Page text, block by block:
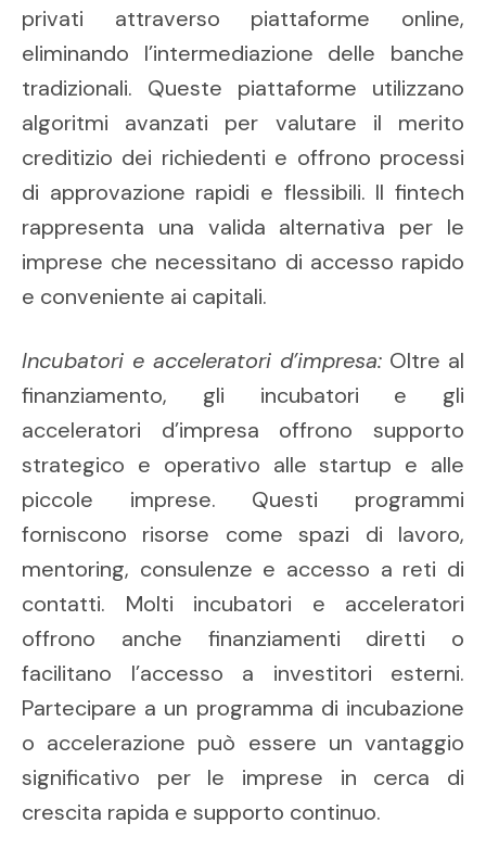
privati attraverso piattaforme online,
eliminando l’intermediazione delle banche
tradizionali. Queste piattaforme utilizzano
algoritmi avanzati per valutare il merito
creditizio dei richiedenti e offrono processi
di approvazione rapidi e flessibili. Il fintech
rappresenta una valida alternativa per le
imprese che necessitano di accesso rapido
e conveniente ai capitali.
Incubatori e acceleratori d’impresa: Oltre al
finanziamento, gli incubatori e gli
acceleratori d’impresa offrono supporto
strategico e operativo alle startup e alle
piccole imprese. Questi programmi
forniscono risorse come spazi di lavoro,
mentoring, consulenze e accesso a reti di
contatti. Molti incubatori e acceleratori
offrono anche finanziamenti diretti o
facilitano l’accesso a investitori esterni.
Partecipare a un programma di incubazione
o accelerazione può essere un vantaggio
significativo per le imprese in cerca di
crescita rapida e supporto continuo.